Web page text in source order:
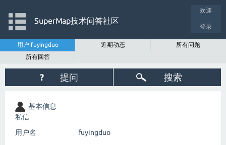
欢迎
登录
SuperMap技术问答社区
用户 fuyingduo 近期动态
所有问题
所有回答
? 提问 搜索
基本信息
私信
用户名
fuyingduo